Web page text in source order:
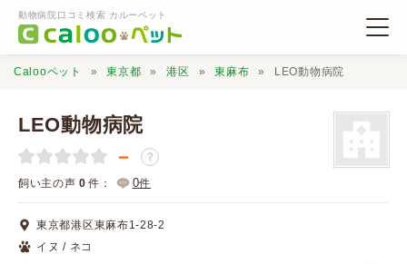
動物病院口コミ検索 カルーペット
動物病院検索
口コミ検索
Calooペット 東京都 港区 東麻布 LEO動物病院
LEO動物病院
－ ？
飼い主の声 0 件： 0件
東京都港区東麻布1-28-2
イヌ / ネコ